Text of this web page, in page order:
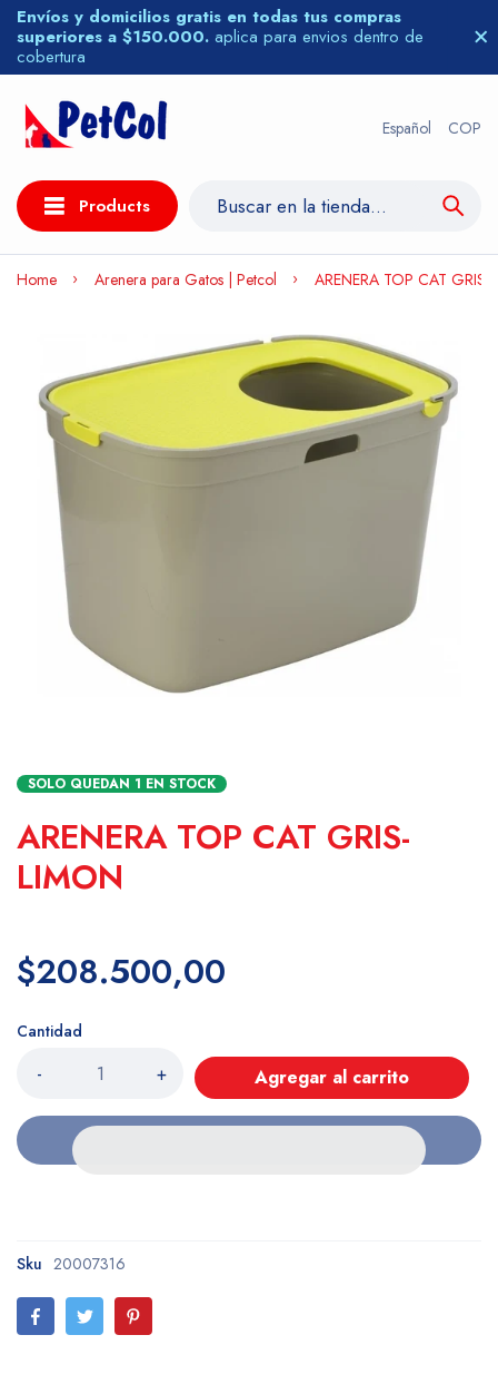
Envíos y domicilios gratis en todas tus compras
superiores a $150.000. aplica para envios dentro de
cobertura
Español COP
Products
Home Arenera para Gatos | Petcol ARENERA TOP CAT GRIS-
SOLO QUEDAN 1 EN STOCK
ARENERA TOP CAT GRIS-
LIMON
$208.500,00
Cantidad
- + Agregar al carrito
Sku 20007316